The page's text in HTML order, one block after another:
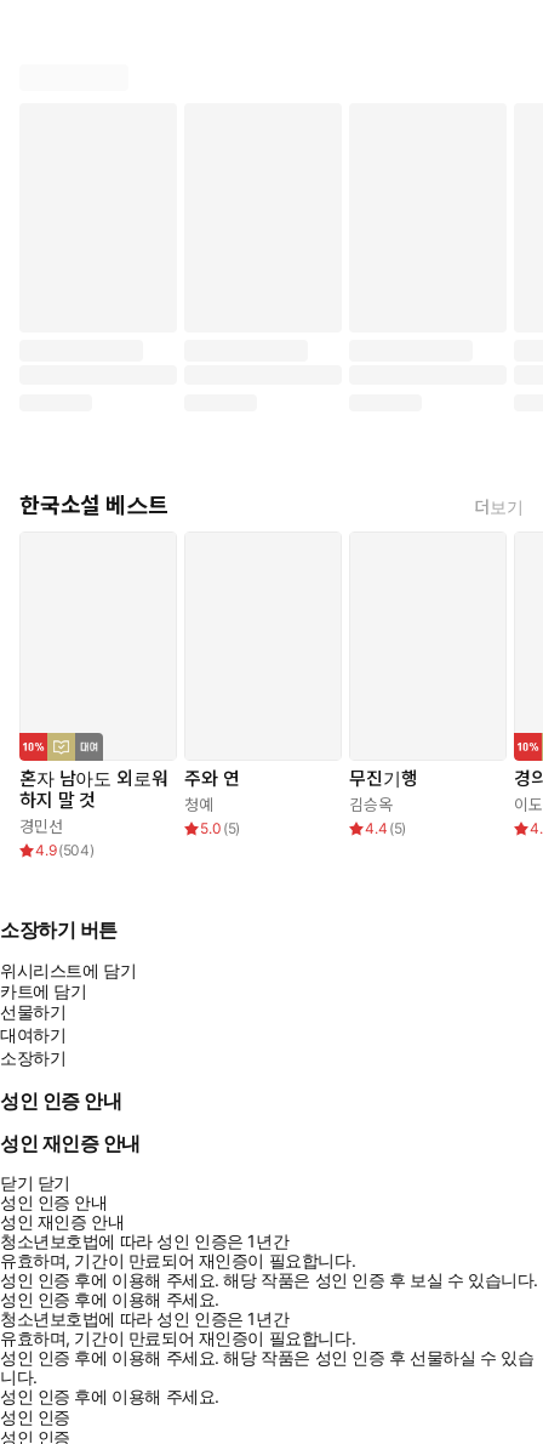
한국소설 베스트 더보기
혼자 남아도 외로워
하지 말 것
경민선
4.9(504)
주와 연
청예
5.0 (5)
무진기행
김승옥
4.4 (5)
경
이
소장하기 버튼
위시리스트에 담기
카트에 담기
선물하기
대여하기
소장하기
성인 인증 안내
성인 재인증 안내
닫기 닫기
성인 인증 안내
성인 재인증 안내
청소년보호법에 따라 성인 인증은 1년간
유효하며, 기간이 만료되어 재인증이 필요합니다.
성인 인증 후에 이용해 주세요.해당 작품은 성인 인증 후 보실 수 있습니다.
성인 인증 후에 이용해 주세요.
청소년보호법에 따라 성인 인증은 1년간
유효하며, 기간이 만료되어 재인증이 필요합니다.
성인 인증 후에 이용해 주세요.해당 작품은 성인 인증 후 선물하실 수 있습
니다.
성인 인증 후에 이용해 주세요.
성인 인증
성인 인증